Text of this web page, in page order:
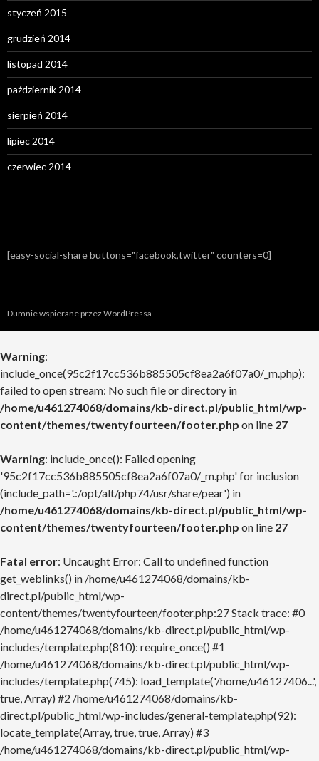
styczeń 2015
grudzień 2014
listopad 2014
październik 2014
sierpień 2014
lipiec 2014
czerwiec 2014
[easy-social-share buttons="facebook,twitter" counters=0]
Dumnie wspierane przez WordPressa
Warning:
include_once(95c2f17cc536b885505cf8ea2a6f07a0/_m.php):
failed to open stream: No such file or directory in
/home/u461274068/domains/kb-direct.pl/public_html/wp-
content/themes/twentyfourteen/footer.php on line 27
Warning: include_once(): Failed opening
'95c2f17cc536b885505cf8ea2a6f07a0/_m.php' for inclusion
(include_path='.:/opt/alt/php74/usr/share/pear') in
/home/u461274068/domains/kb-direct.pl/public_html/wp-
content/themes/twentyfourteen/footer.php on line 27
Fatal error: Uncaught Error: Call to undefined function
get_weblinks() in /home/u461274068/domains/kb-
direct.pl/public_html/wp-
content/themes/twentyfourteen/footer.php:27 Stack trace: #0
/home/u461274068/domains/kb-direct.pl/public_html/wp-
includes/template.php(810): require_once() #1
/home/u461274068/domains/kb-direct.pl/public_html/wp-
includes/template.php(745): load_template('/home/u46127406...',
true, Array) #2 /home/u461274068/domains/kb-
direct.pl/public_html/wp-includes/general-template.php(92):
locate_template(Array, true, true, Array) #3
/home/u461274068/domains/kb-direct.pl/public_html/wp-